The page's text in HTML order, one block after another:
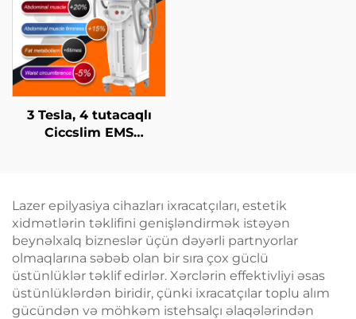
çıxarma maşını
3 Tesla, 4 tutacaqlı
Ciccslim EMS
Stimulyasiya
Lazer epilyasiya cihazları ixracatçıları, estetik
xidmətlərin təklifini genişləndirmək istəyən
beynəlxalq bizneslər üçün dəyərli partnyorlar
olmaqlarına səbəb olan bir sıra çox güclü
üstünlüklər təklif edirlər. Xərclərin effektivliyi əsas
üstünlüklərdən biridir, çünki ixracatçılar toplu alım
gücündən və möhkəm istehsalçı əlaqələrindən